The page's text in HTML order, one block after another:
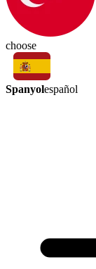
choose
Spanyolespañol